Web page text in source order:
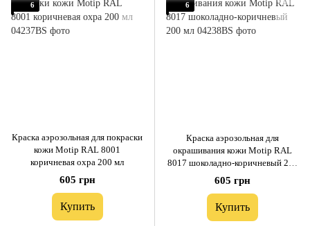
6
Краска аэрозольная для покраски
кожи Motip RAL 8001
коричневая охра 200 мл
605 грн
Купить
6
Краска аэрозольная для
окрашивания кожи Motip RAL
8017 шоколадно-коричневый 200
мл
605 грн
Купить